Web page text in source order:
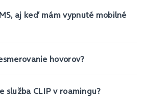
aj keď mám vypnuté mobilné
hovorov?
služba CLIP v roamingu?